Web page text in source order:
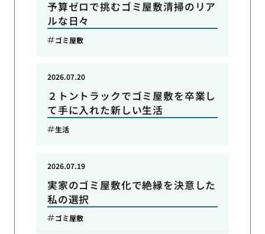
予算ゼロで挑むゴミ屋敷清掃のリア
ルな日々
ゴミ屋敷
２トントラックでゴミ屋敷を卒業し
て手に入れた新しい生活
2026.07.20
生活
実家のゴミ屋敷化で絶縁を決意した
私の選択
2026.07.19
ゴミ屋敷